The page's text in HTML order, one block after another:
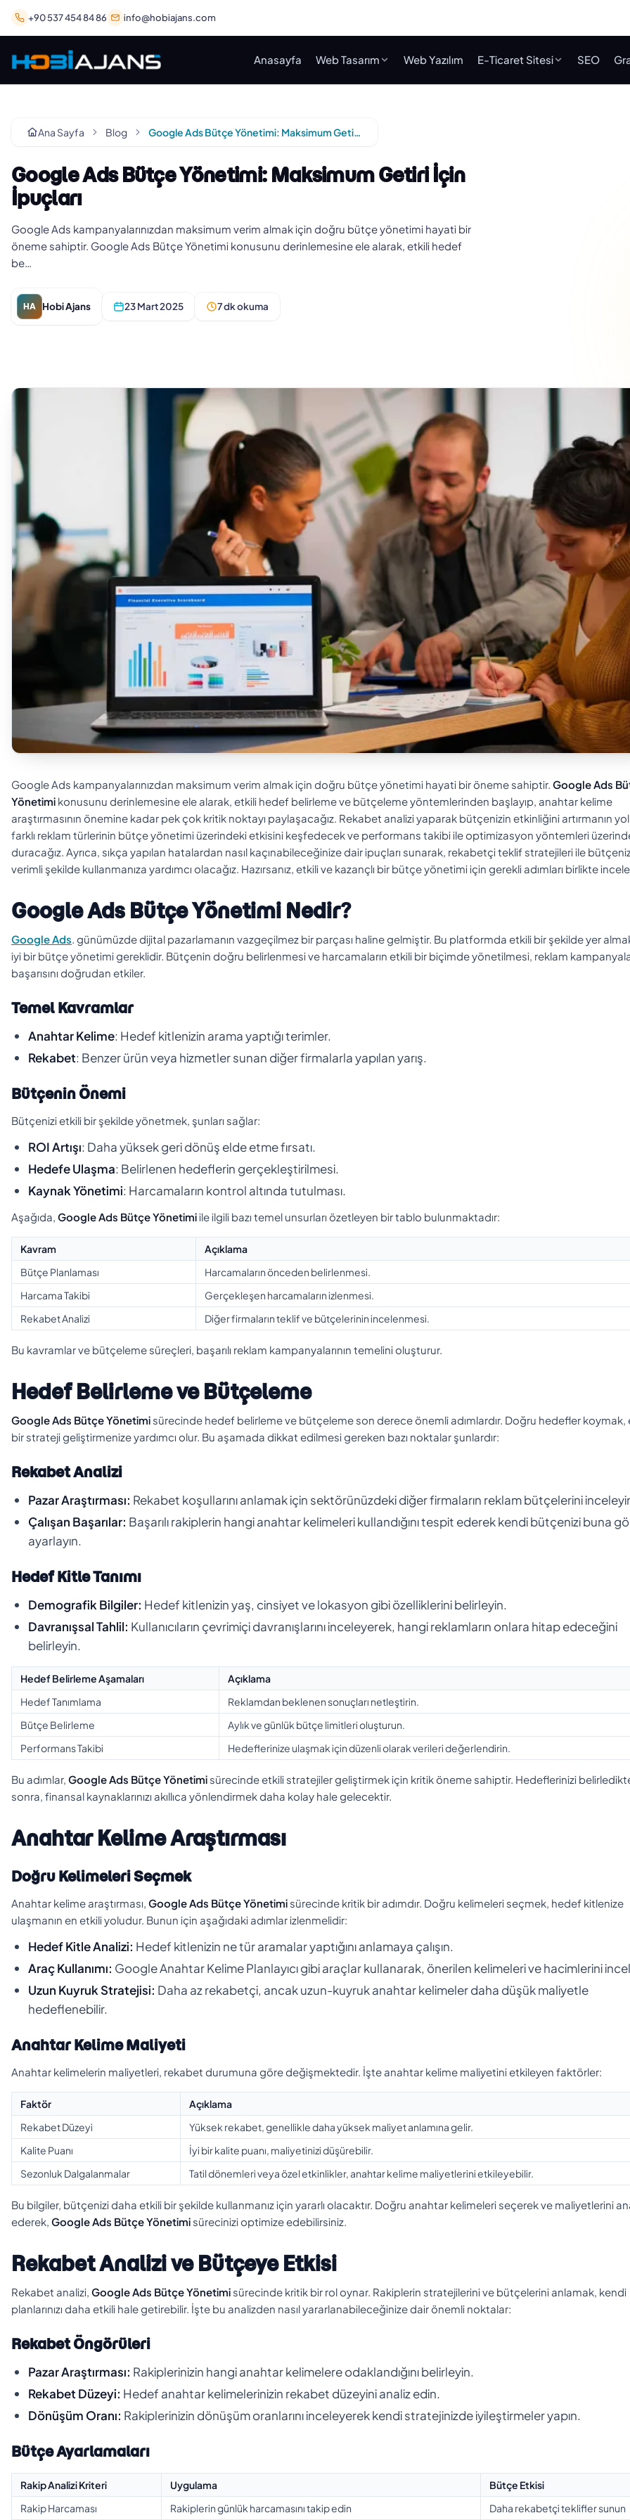
+90 537 454 84 86 info@hobiajans.com
Anasayfa Web Tasarım Web Yazılım E-Ticaret Sitesi SEO
Ana Sayfa Blog Google Ads Bütçe Yönetimi: Maksimum Getiri İçin İpuçları
Google Ads Bütçe Yönetimi: Maksimum Getiri İçin
İpuçları
Google Ads kampanyalarınızdan maksimum verim almak için doğru bütçe yönetimi hayati bir
öneme sahiptir. Google Ads Bütçe Yönetimi konusunu derinlemesine ele alarak, etkili hedef
be…
HA Hobi Ajans 23 Mart 2025 7 dk okuma
Google Ads kampanyalarınızdan maksimum verim almak için doğru bütçe yönetimi hayati bir öneme sahiptir. Google Ads
Yönetimi konusunu derinlemesine ele alarak, etkili hedef belirleme ve bütçeleme yöntemlerinden başlayıp, anahtar kelime
araştırmasının önemine kadar pek çok kritik noktayı paylaşacağız. Rekabet analizi yaparak bütçenizin etkinliğini artırmanın
farklı reklam türlerinin bütçe yönetimi üzerindeki etkisini keşfedecek ve performans takibi ile optimizasyon yöntemleri
duracağız. Ayrıca, sıkça yapılan hatalardan nasıl kaçınabileceğinize dair ipuçları sunarak, rekabetçi teklif stratejileri ile
verimli şekilde kullanmanıza yardımcı olacağız. Hazırsanız, etkili ve kazançlı bir bütçe yönetimi için gerekli adımları birlikte
Google Ads Bütçe Yönetimi Nedir?
Google Ads . günümüzde dijital pazarlamanın vazgeçilmez bir parçası haline gelmiştir. Bu platformda etkili bir şekilde yer
iyi bir bütçe yönetimi gereklidir. Bütçenin doğru belirlenmesi ve harcamaların etkili bir biçimde yönetilmesi, reklam
başarısını doğrudan etkiler.
Temel Kavramlar
Anahtar Kelime: Hedef kitlenizin arama yaptığı terimler.
Rekabet: Benzer ürün veya hizmetler sunan diğer firmalarla yapılan yarış.
Bütçenin Önemi
Bütçenizi etkili bir şekilde yönetmek, şunları sağlar:
ROI Artışı: Daha yüksek geri dönüş elde etme fırsatı.
Hedefe Ulaşma: Belirlenen hedeflerin gerçekleştirilmesi.
Kaynak Yönetimi: Harcamaların kontrol altında tutulması.
Aşağıda, Google Ads Bütçe Yönetimiile ilgili bazı temel unsurları özetleyen bir tablo bulunmaktadır:
Kavram
Açıklama
Bütçe Planlaması
Harcamaların önceden belirlenmesi.
Harcama Takibi
Gerçekleşen harcamaların izlenmesi.
Rekabet Analizi
Diğer firmaların teklif ve bütçelerinin incelenmesi.
Bu kavramlar ve bütçeleme süreçleri, başarılı reklam kampanyalarının temelini oluşturur.
Hedef Belirleme ve Bütçeleme
Google Ads Bütçe Yönetimi sürecinde hedef belirleme ve bütçeleme son derece önemli adımlardır. Doğru hedefler koymak,
bir strateji geliştirmenize yardımcı olur. Bu aşamada dikkat edilmesi gereken bazı noktalar şunlardır:
Rekabet Analizi
Pazar Araştırması: Rekabet koşullarını anlamak için sektörünüzdeki diğer firmaların reklam bütçelerini
Çalışan Başarılar: Başarılı rakiplerin hangi anahtar kelimeleri kullandığını tespit ederek kendi bütçenizi buna
ayarlayın.
Hedef Kitle Tanımı
Demografik Bilgiler: Hedef kitlenizin yaş, cinsiyet ve lokasyon gibi özelliklerini belirleyin.
Davranışsal Tahlil: Kullanıcıların çevrimiçi davranışlarını inceleyerek, hangi reklamların onlara hitap edeceğini
belirleyin.
Hedef Belirleme Aşamaları
Açıklama
Hedef Tanımlama
Reklamdan beklenen sonuçları netleştirin.
Bütçe Belirleme
Aylık ve günlük bütçe limitleri oluşturun.
Performans Takibi
Hedeflerinize ulaşmak için düzenli olarak verileri değerlendirin.
Bu adımlar, Google Ads Bütçe Yönetimi sürecinde etkili stratejiler geliştirmek için kritik öneme sahiptir. Hedeflerinizi
sonra, finansal kaynaklarınızı akıllıca yönlendirmek daha kolay hale gelecektir.
Anahtar Kelime Araştırması
Doğru Kelimeleri Seçmek
Anahtar kelime araştırması, Google Ads Bütçe Yönetimi sürecinde kritik bir adımdır. Doğru kelimeleri seçmek, hedef kitlenize
ulaşmanın en etkili yoludur. Bunun için aşağıdaki adımlar izlenmelidir:
Hedef Kitle Analizi: Hedef kitlenizin ne tür aramalar yaptığını anlamaya çalışın.
Araç Kullanımı: Google Anahtar Kelime Planlayıcı gibi araçlar kullanarak, önerilen kelimeleri ve hacimlerini
Uzun Kuyruk Stratejisi: Daha az rekabetçi, ancak uzun-kuyruk anahtar kelimeler daha düşük maliyetle
hedeflenebilir.
Anahtar Kelime Maliyeti
Anahtar kelimelerin maliyetleri, rekabet durumuna göre değişmektedir. İşte anahtar kelime maliyetini etkileyen faktörler:
Faktör
Açıklama
Rekabet Düzeyi
Yüksek rekabet, genellikle daha yüksek maliyet anlamına gelir.
Kalite Puanı
İyi bir kalite puanı, maliyetinizi düşürebilir.
Sezonluk Dalgalanmalar
Tatil dönemleri veya özel etkinlikler, anahtar kelime maliyetlerini etkileyebilir.
Bu bilgiler, bütçenizi daha etkili bir şekilde kullanmanız için yararlı olacaktır. Doğru anahtar kelimeleri seçerek ve maliyetlerini
ederek, Google Ads Bütçe Yönetimi sürecinizi optimize edebilirsiniz.
Rekabet Analizi ve Bütçeye Etkisi
Rekabet analizi, Google Ads Bütçe Yönetimi sürecinde kritik bir rol oynar. Rakiplerin stratejilerini ve bütçelerini anlamak, kendi
planlarınızı daha etkili hale getirebilir. İşte bu analizden nasıl yararlanabileceğinize dair önemli noktalar:
Rekabet Öngörüleri
Pazar Araştırması: Rakiplerinizin hangi anahtar kelimelere odaklandığını belirleyin.
Rekabet Düzeyi: Hedef anahtar kelimelerinizin rekabet düzeyini analiz edin.
Dönüşüm Oranı: Rakiplerinizin dönüşüm oranlarını inceleyerek kendi stratejinizde iyileştirmeler yapın.
Bütçe Ayarlamaları
Rakip Analizi Kriteri Uygulama
Bütçe Etkisi
Rakip Harcaması
Rakiplerin günlük harcamasını takip edin Daha rekabetçi teklifler sunun